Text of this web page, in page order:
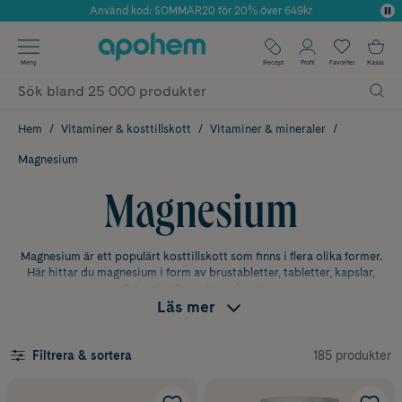
Årets Butik 2025 inom Skönhet
Använd kod: SOMMAR20 för 20% över 649kr
✓ Fri frakt
✓ Poäng på alla köp*
Meny Recept Profil Favoriter Kassa
Hem Vitaminer & kosttillskott Vitaminer & mineraler
Magnesium
Magnesium
Magnesium är ett populärt kosttillskott som finns i flera olika former.
Här hittar du magnesium i form av brustabletter, tabletter, kapslar,
flytande alternativ och pulver.
fungera normalt. Det finns naturligt i bland annat nötter, frön,
är en varierad kost grunden för att få i sig tillräckligt med magnesium.
Läs mer
Filtrera & sortera 185 produkter